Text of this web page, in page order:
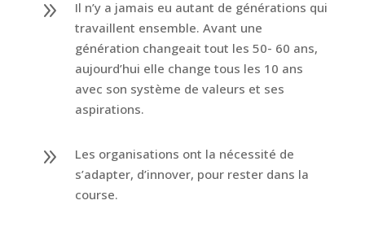
9
Il n’y a jamais eu autant de générations qui
travaillent ensemble. Avant une
génération changeait tout les 50- 60 ans,
aujourd’hui elle change tous les 10 ans
avec son système de valeurs et ses
aspirations.
9
Les organisations ont la nécessité de
s’adapter, d’innover, pour rester dans la
course.